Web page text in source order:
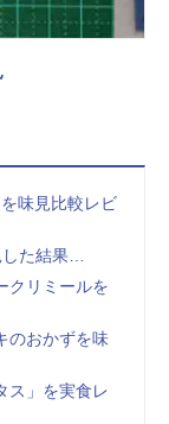
味見比較レビ
た結果…
クリミールを
のおかずを味
ス」を実食レ